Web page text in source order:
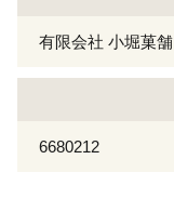
有限会社 小堀菓舗
6680212